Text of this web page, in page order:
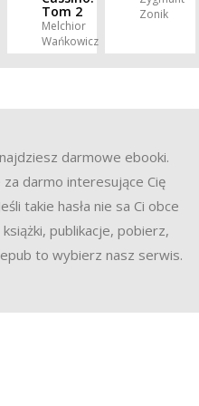
Tom 2
Melchior
Wańkowicz
Zonik
darmowe ebooki.
darmo interesujące Cię
takie hasła nie sa Ci obce
publikacje, pobierz,
to wybierz nasz serwis.